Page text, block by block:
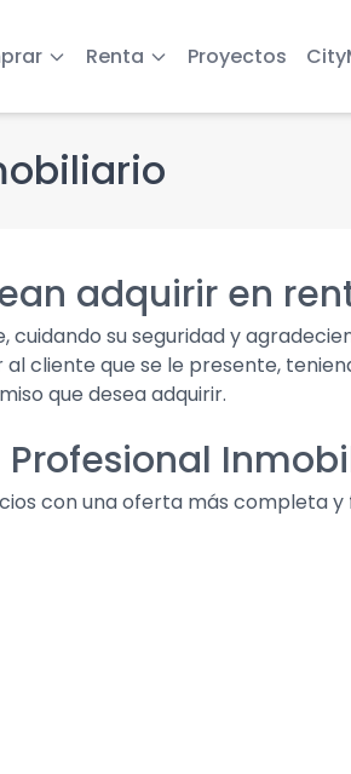
Renta Proyectos
adquirir en
su seguridad y
cliente que se le presente,
que desea adquirir.
con una oferta más completa y